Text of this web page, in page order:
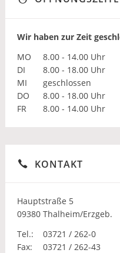
Wir haben zur Zeit
MO
8.00 - 14.00 Uhr
DI
8.00 - 18.00 Uhr
MI
geschlossen
DO
8.00 - 18.00 Uhr
FR
8.00 - 14.00 Uhr
KONTAKT
Hauptstraße 5
09380 Thalheim/Erzgeb.
Tel.:
03721 / 262-0
Fax:
03721 / 262-43